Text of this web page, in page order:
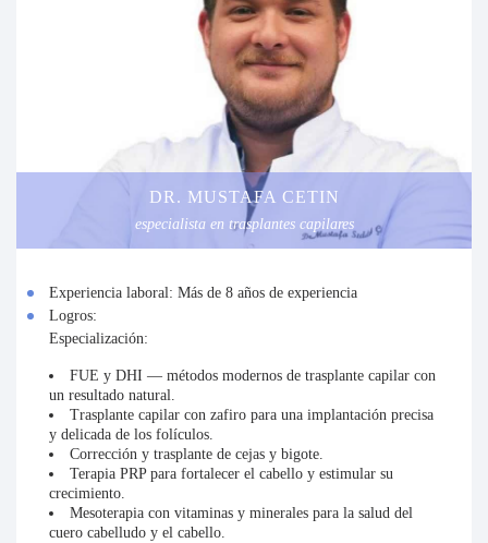
DR. MUSTAFA CETIN
especialista en trasplantes capilares
Experiencia laboral: Más de 8 años de experiencia
Logros:
Especialización:
FUE y DHI — métodos modernos de trasplante capilar con
un resultado natural.
Trasplante capilar con zafiro para una implantación precisa
y delicada de los folículos.
Corrección y trasplante de cejas y bigote.
Terapia PRP para fortalecer el cabello y estimular su
crecimiento.
Mesoterapia con vitaminas y minerales para la salud del
cuero cabelludo y el cabello.